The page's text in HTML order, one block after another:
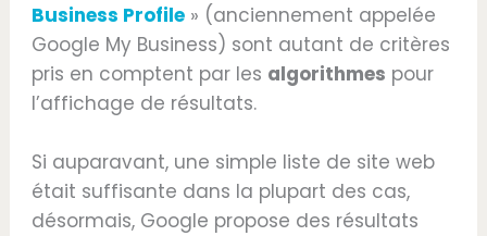
Business Profile » (anciennement appelée
Google My Business) sont autant de critères
pris en comptent par les algorithmes pour
l’affichage de résultats.
Si auparavant, une simple liste de site web
était suffisante dans la plupart des cas,
désormais, Google propose des résultats